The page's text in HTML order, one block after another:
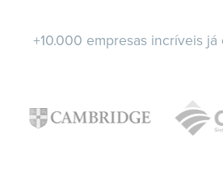
+10.000 empresas incríveis já